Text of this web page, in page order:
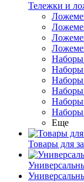
Тележки и
Наборы
Наборы
Наборы
Наборы
Наборы
Еще
Товары для